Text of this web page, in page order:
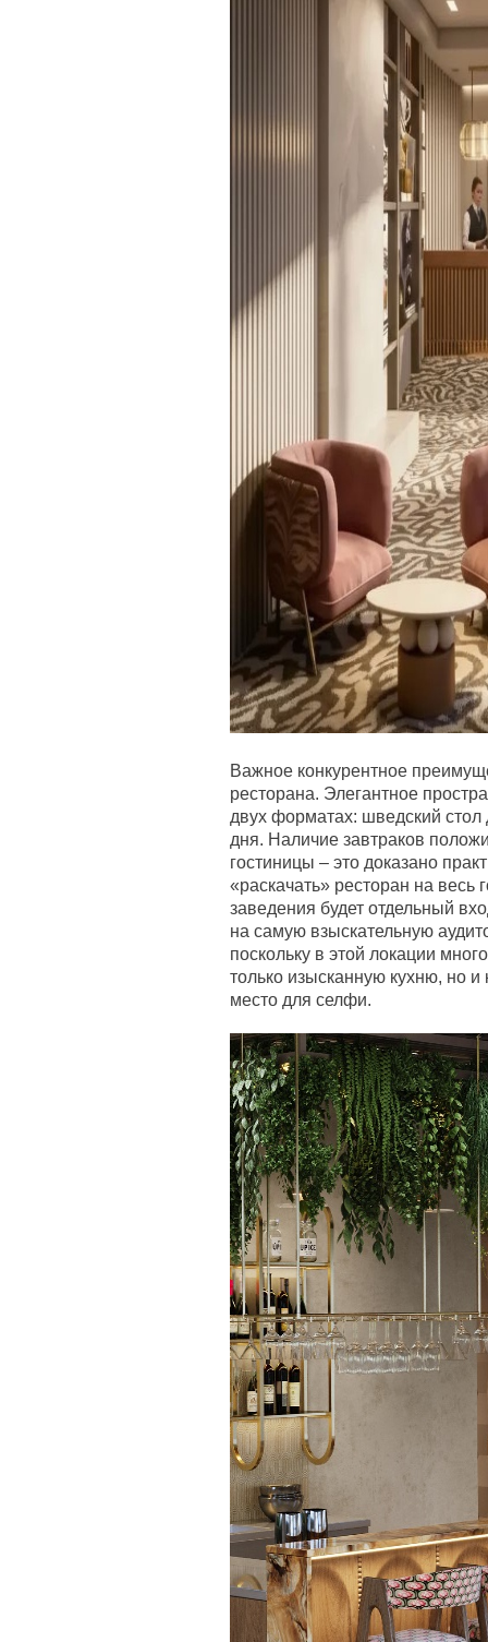
Важное конкурентное
ресторана. Элегантное
двух форматах: шведский стол
дня. Наличие завтраков
гостиницы – это доказано
«раскачать» ресторан на весь
заведения будет отдельный
на самую взыскательную
поскольку в этой локации
только изысканную кухню, но
место для селфи.